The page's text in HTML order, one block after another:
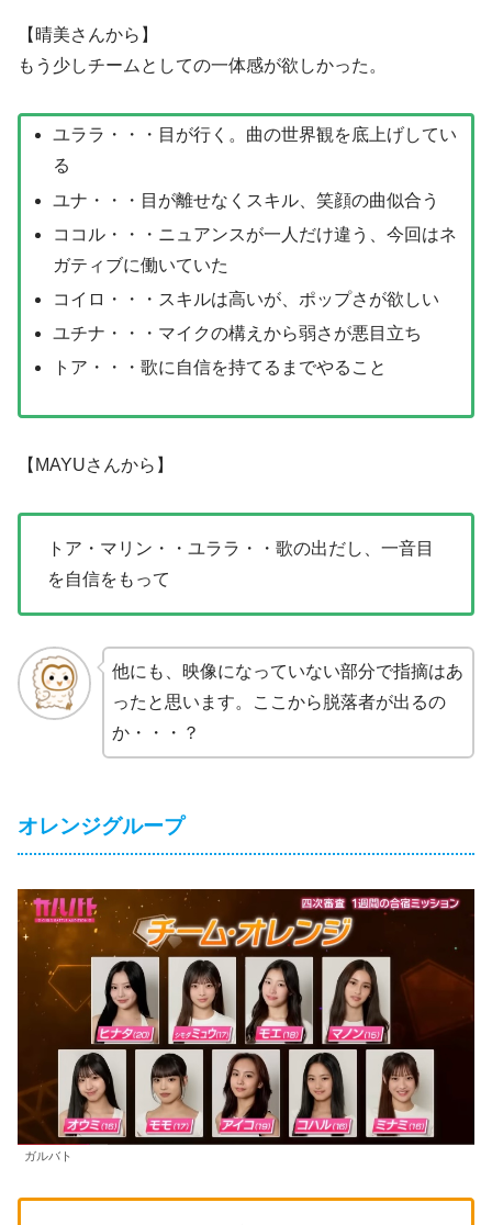
【晴美さんから】
もう少しチームとしての一体感が欲しかった。
ユララ・・・目が行く。曲の世界観を底上げしてい
る
ユナ・・・目が離せなくスキル、笑顔の曲似合う
ココル・・・ニュアンスが一人だけ違う、今回はネ
ガティブに働いていた
コイロ・・・スキルは高いが、ポップさが欲しい
ユチナ・・・マイクの構えから弱さが悪目立ち
トア・・・歌に自信を持てるまでやること
【MAYUさんから】
トア・マリン・・ユララ・・歌の出だし、一音目
を自信をもって
他にも、映像になっていない部分で指摘はあ
ったと思います。ここから脱落者が出るの
か・・・？
オレンジグループ
ガルバト